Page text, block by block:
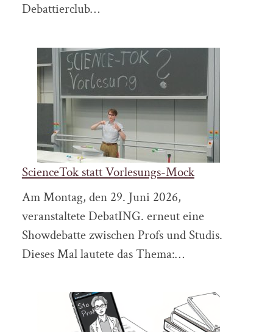
Debattierclub…
ScienceTok statt Vorlesungs-Mock
Am Montag, den 29. Juni 2026,
veranstaltete DebatING. erneut eine
Showdebatte zwischen Profs und Studis.
Dieses Mal lautete das Thema:…